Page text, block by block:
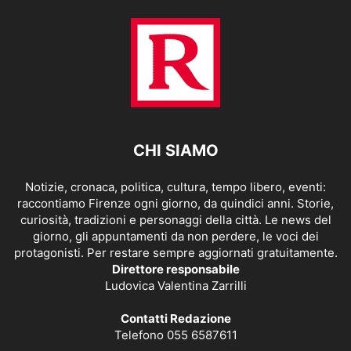
CHI SIAMO
Notizie, cronaca, politica, cultura, tempo libero, eventi:
raccontiamo Firenze ogni giorno, da quindici anni. Storie,
curiosità, tradizioni e personaggi della città. Le news del
giorno, gli appuntamenti da non perdere, le voci dei
protagonisti. Per restare sempre aggiornati gratuitamente.
Direttore responsabile
Ludovica Valentina Zarrilli
Contatti Redazione
Telefono 055 6587611